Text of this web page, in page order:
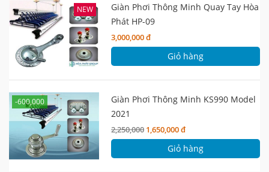
NEW
Giàn Phơi Thông Minh Quay Tay Hòa
Phát HP-09
3,000,000 đ
Giỏ hàng
-600,000
Giàn Phơi Thông Minh KS990 Model
2021
2,250,000 1,650,000 đ
Giỏ hàng